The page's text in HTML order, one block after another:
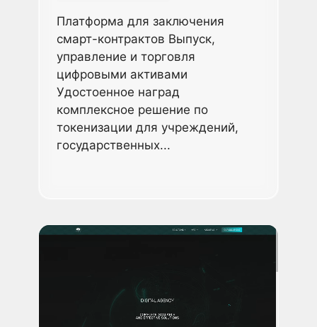
Платформа для заключения
смарт-контрактов Выпуск,
управление и торговля
цифровыми активами
Удостоенное наград
комплексное решение по
токенизации для учреждений,
государственных...